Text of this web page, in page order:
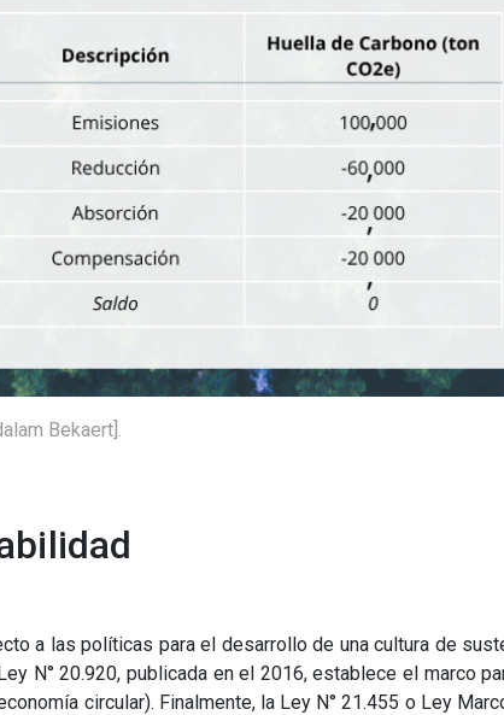
Bekaert].
a las políticas para el desarrollo de una cultura de
N° 20.920, publicada en el 2016, establece el marco
circular). Finalmente, la Ley N° 21.455 o Ley